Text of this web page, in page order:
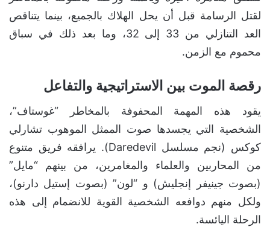
لقتل الرسامة قبل أن يحل الهلاك بالجميع، بينما يتناقص
العد التنازلي من 33 إلى 32، وما بعد ذلك في سباق
محموم مع الزمن.
رقصة الموت بين الاستراتيجية والتفاعل
يقود هذه المهمة المحفوفة بالمخاطر “غوستاف”،
الشخصية التي يجسدها صوت الممثل الموهوب تشارلي
كوكس (نجم مسلسل Daredevil). يرافقه فريق متنوع
من المحاربين والعلماء والمغامرين، من بينهم “مايل”
(بصوت جينيفر إنجليش) و “لون” (بصوت إستيل دارنو)،
ولكل منهم دوافعه الشخصية القوية للانضمام إلى هذه
الرحلة اليائسة.